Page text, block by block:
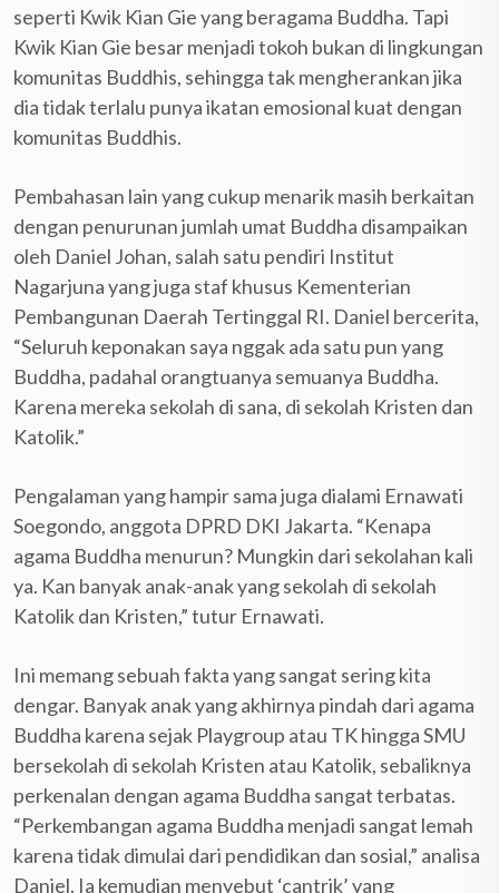
seperti Kwik Kian Gie yang beragama Buddha. Tapi
Kwik Kian Gie besar menjadi tokoh bukan di lingkungan
komunitas Buddhis, sehingga tak mengherankan jika
dia tidak terlalu punya ikatan emosional kuat dengan
komunitas Buddhis.
Pembahasan lain yang cukup menarik masih berkaitan
dengan penurunan jumlah umat Buddha disampaikan
oleh Daniel Johan, salah satu pendiri Institut
Nagarjuna yang juga staf khusus Kementerian
Pembangunan Daerah Tertinggal RI. Daniel bercerita,
“Seluruh keponakan saya nggak ada satu pun yang
Buddha, padahal orangtuanya semuanya Buddha.
Karena mereka sekolah di sana, di sekolah Kristen dan
Katolik.”
Pengalaman yang hampir sama juga dialami Ernawati
Soegondo, anggota DPRD DKI Jakarta. “Kenapa
agama Buddha menurun? Mungkin dari sekolahan kali
ya. Kan banyak anak-anak yang sekolah di sekolah
Katolik dan Kristen,” tutur Ernawati.
Ini memang sebuah fakta yang sangat sering kita
dengar. Banyak anak yang akhirnya pindah dari agama
Buddha karena sejak Playgroup atau TK hingga SMU
bersekolah di sekolah Kristen atau Katolik, sebaliknya
perkenalan dengan agama Buddha sangat terbatas.
“Perkembangan agama Buddha menjadi sangat lemah
karena tidak dimulai dari pendidikan dan sosial,” analisa
Daniel. Ia kemudian menyebut ‘cantrik’ yang